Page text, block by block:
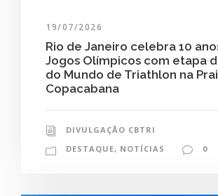
19/07/2026
Rio de Janeiro celebra 10
Jogos Olímpicos com etapa
do Mundo de Triathlon na
Copacabana
DIVULGAÇÃO CBTRI
DESTAQUE, NOTÍCIAS 0